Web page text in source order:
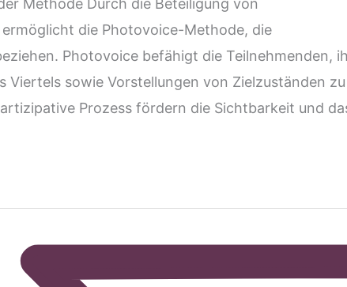
Methode Durch die Beteiligung von
die Photovoice-Methode, die
Photovoice befähigt die Teilnehmenden,
sowie Vorstellungen von Zielzuständen zu
Prozess fördern die Sichtbarkeit und